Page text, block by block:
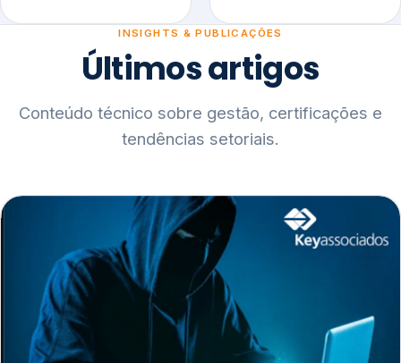
INSIGHTS & PUBLICAÇÕES
Últimos artigos
Conteúdo técnico sobre gestão, certificações e
tendências setoriais.